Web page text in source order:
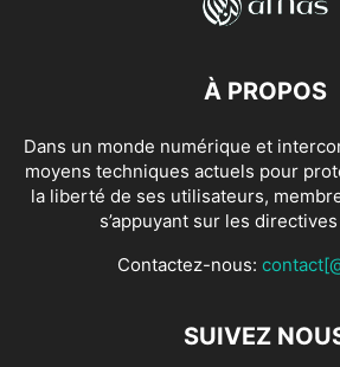
À PROPOS
Dans un monde numérique et
moyens techniques actuels pour
la liberté de ses utilisateurs,
s’appuyant sur les
Contactez-nous:
SUIVEZ